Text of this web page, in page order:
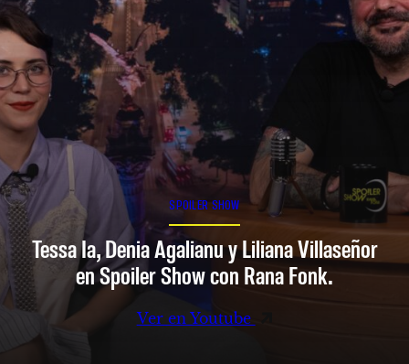
SPOILER SHOW
Tessa Ia, Denia Agalianu y Liliana Villaseñor
en Spoiler Show con Rana Fonk.
Ver en Youtube